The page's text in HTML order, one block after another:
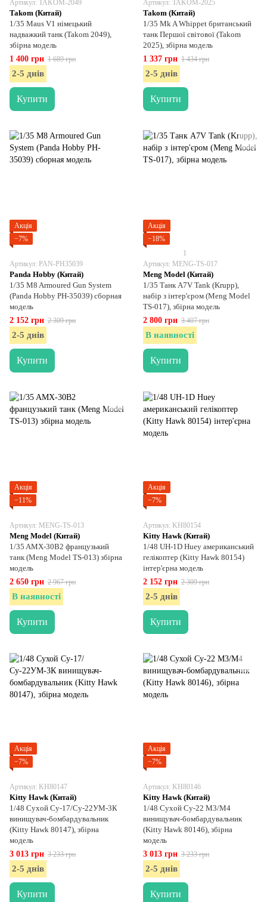
Артикул: TAKOM-2049
Takom (Китай)
1/35 Maus V1 німецький
надважкий танк (Takom 2049),
збірна модель
1 400 грн 1 689 грн
2-5 днів
Купити
Артикул: TAKOM-2025
Takom (Китай)
1/35 Mk A Whippet британський
танк Першої світової (Takom
2025), збірна модель
1 337 грн 1 434 грн
2-5 днів
Купити
Акція
−7%
Артикул: PAN-PH35039
Panda Hobby (Китай)
1/35 M8 Armoured Gun System
(Panda Hobby PH-35039) сборная
модель
2 152 грн 2 309 грн
2-5 днів
Купити
Акція
−18%
1
Артикул: MENG-TS-017
Meng Model (Китай)
1/35 Танк A7V Tank (Krupp),
набір з інтер'єром (Meng Model
TS-017), збірна модель
2 800 грн 3 407 грн
В наявності
Купити
Акція
−11%
Артикул: MENG-TS-013
Meng Model (Китай)
1/35 AMX-30B2 французький
танк (Meng Model TS-013) збірна
модель
2 650 грн 2 967 грн
В наявності
Купити
Акція
−7%
Артикул: KH80154
Kitty Hawk (Китай)
1/48 UH-1D Huey американський
гелікоптер (Kitty Hawk 80154)
інтер'єрна модель
2 152 грн 2 309 грн
2-5 днів
Купити
Акція
−7%
Артикул: KH80147
Kitty Hawk (Китай)
1/48 Сухой Су-17/Су-22УМ-3К
винищувач-бомбардувальник
(Kitty Hawk 80147), збірна
модель
3 013 грн 3 233 грн
2-5 днів
Купити
Акція
−7%
Артикул: KH80146
Kitty Hawk (Китай)
1/48 Сухой Су-22 М3/М4
винищувач-бомбардувальник
(Kitty Hawk 80146), збірна
модель
3 013 грн 3 233 грн
2-5 днів
Купити